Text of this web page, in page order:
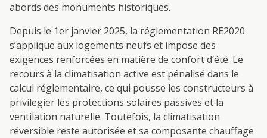
abords des monuments historiques.
Depuis le 1er janvier 2025, la réglementation RE2020
s’applique aux logements neufs et impose des
exigences renforcées en matière de confort d’été. Le
recours à la climatisation active est pénalisé dans le
calcul réglementaire, ce qui pousse les constructeurs à
privilegier les protections solaires passives et la
ventilation naturelle. Toutefois, la climatisation
réversible reste autorisée et sa composante chauffage